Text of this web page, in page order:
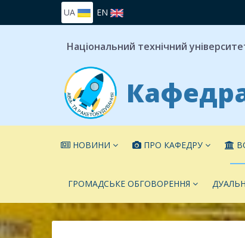
UA EN
Національний технічний
НОВИНИ ПРО КАФЕДРУ
ГРОМАДСЬКЕ ОБГОВОРЕННЯ